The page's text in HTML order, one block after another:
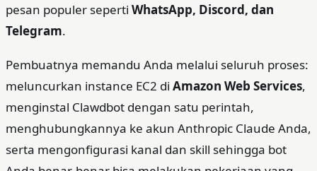
pesan populer seperti WhatsApp, Discord, dan
Telegram.
Pembuatnya memandu Anda melalui seluruh proses:
meluncurkan instance EC2 di Amazon Web Services,
menginstal Clawdbot dengan satu perintah,
menghubungkannya ke akun Anthropic Claude Anda,
serta mengonfigurasi kanal dan skill sehingga bot